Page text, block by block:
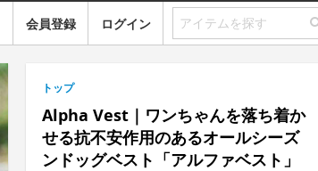
会員登録 ログイン
トップ
Alpha Vest｜ワンちゃんを落ち着か
せる抗不安作用のあるオールシーズ
ンドッグベスト「アルファベスト」